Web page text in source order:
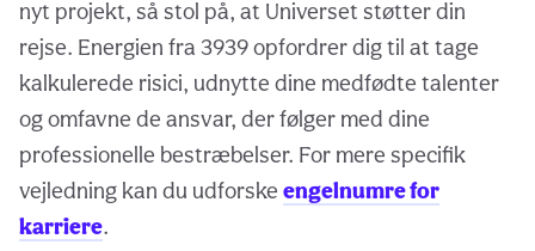
nyt projekt, så stol på, at Universet støtter din
rejse. Energien fra 3939 opfordrer dig til at tage
kalkulerede risici, udnytte dine medfødte talenter
og omfavne de ansvar, der følger med dine
professionelle bestræbelser. For mere specifik
vejledning kan du udforske engelnumre for
karriere.